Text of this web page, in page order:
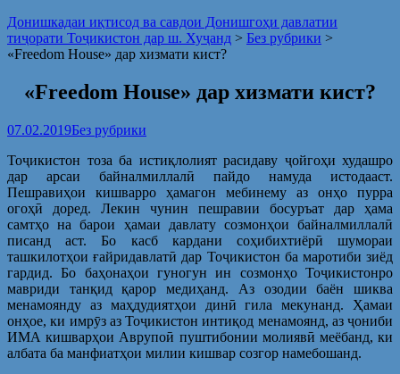
Донишкадаи иқтисод ва савдои Донишгоҳи давлатии
тиҷорати Тоҷикистон дар ш. Хуҷанд > Без рубрики >
«Freedom House» дар хизмати кист?
«Freedom House» дар хизмати кист?
07.02.2019Без рубрики
Тоҷикистон тоза ба истиқлолият расидаву ҷойгоҳи худашро
дар арсаи байналмиллалӣ пайдо намуда истодааст.
Пешравиҳои кишварро ҳамагон мебинему аз онҳо пурра
огоҳӣ доред. Лекин чунин пешравии босуръат дар ҳама
самтҳо на барои ҳамаи давлату созмонҳои байналмиллалӣ
писанд аст. Бо касб кардани соҳибихтиёрӣ шумораи
ташкилотҳои ғайридавлатӣ дар Тоҷикистон ба маротиби зиёд
гардид. Бо баҳонаҳои гуногун ин созмонҳо Тоҷикистонро
мавриди танқид қарор медиҳанд. Аз озодии баён шиква
менамоянду аз маҳдудиятҳои динӣ гила мекунанд. Ҳамаи
онҳое, ки имрӯз аз Тоҷикистон интиқод менамоянд, аз ҷониби
ИМА кишварҳои Аврупоӣ пуштибонии молиявӣ меёбанд, ки
албата ба манфиатҳои милии кишвар созгор намебошанд.